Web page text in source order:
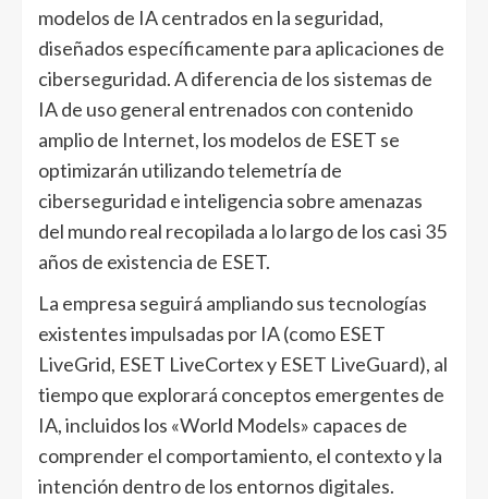
modelos de IA centrados en la seguridad,
diseñados específicamente para aplicaciones de
ciberseguridad. A diferencia de los sistemas de
IA de uso general entrenados con contenido
amplio de Internet, los modelos de ESET se
optimizarán utilizando telemetría de
ciberseguridad e inteligencia sobre amenazas
del mundo real recopilada a lo largo de los casi 35
años de existencia de ESET.
La empresa seguirá ampliando sus tecnologías
existentes impulsadas por IA (como ESET
LiveGrid, ESET LiveCortex y ESET LiveGuard), al
tiempo que explorará conceptos emergentes de
IA, incluidos los «World Models» capaces de
comprender el comportamiento, el contexto y la
intención dentro de los entornos digitales.